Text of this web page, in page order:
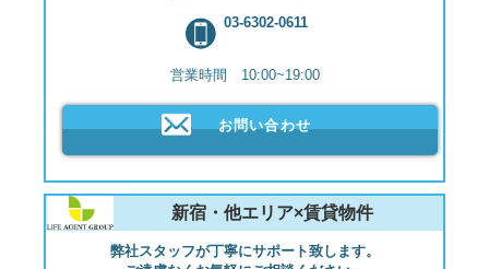
03-6302-0611
営業時間 10:00~19:00
お問い合わせ
新宿・他エリア×賃貸物件
弊社スタッフが丁寧にサポート致します。